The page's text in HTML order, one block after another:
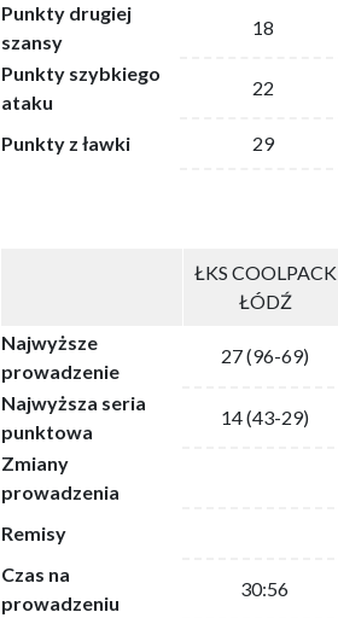
Punkty drugiej
szansy
18
Punkty szybkiego
ataku
22
Punkty z ławki 29
ŁKS COOLPACK
ŁÓDŹ
Najwyższe
prowadzenie
27 (96-69)
Najwyższa seria
punktowa
14 (43-29)
Zmiany
prowadzenia
Remisy
Czas na
prowadzeniu
30:56